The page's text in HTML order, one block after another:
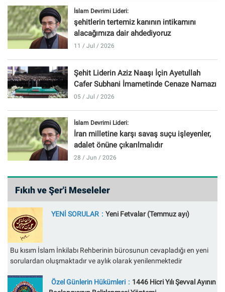
Fıkıh ve Şer'i Meseleler
YENİ SORULAR Yeni Fetvalar (Temmuz ayı)
Bu kısım İslam İnkilabı Rehberinin bürosunun cevapladığı en yeni
sorulardan oluşmaktadır ve aylık olarak yenilenmektedir
Özel Günlerin Hükümleri
1446 Hicri Yılı Şevval Ayının
İslam Devrimi Lideri:
şehitlerin tertemiz kanının intikamını
alacağımıza dair ahdediyoruz
11 / Jul / 2026
Şehit Liderin Aziz Naaşı İçin Ayetullah
Cafer Subhani İmametinde Cenaze Namazı
05 / Jul / 2026
İslam Devrimi Lideri:
İran milletine karşı savaş suçu işleyenler,
adalet önüne çıkarılmalıdır
28 / Jun / 2026